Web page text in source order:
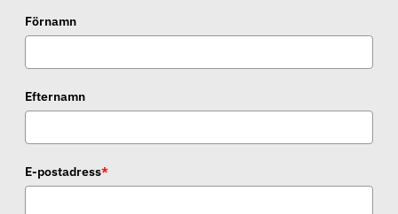
Förnamn
Efternamn
E-postadress*